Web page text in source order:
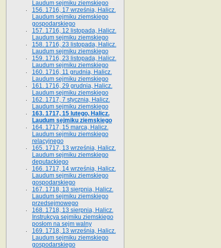
Laudum sejmiku ziemskiego
156. 1716, 17 września, Halicz.
Laudum sejmiku ziemskiego
gospodarskiego
157. 1716, 12 listopada, Halicz.
Laudum sejmiku ziemskiego
158. 1716, 23 listopada, Halicz.
Laudum sejmiku ziemskiego
159. 1716, 23 listopada, Halicz.
Laudum sejmiku ziemskiego
160. 1716, 11 grudnia, Halicz.
Laudum sejmiku ziemskiego
161. 1716, 29 grudnia, Halicz.
Laudum sejmiku ziemskiego
162. 1717, 7 stycznia, Halicz.
Laudum sejmiku ziemskiego
163. 1717, 15 lutego, Halicz.
Laudum sejmiku ziemskiego
164. 1717, 15 marca, Halicz.
Laudum sejmiku ziemskiego
relacyjnego
165. 1717, 13 września, Halicz.
Laudum sejmiku ziemskiego
deputackiego
166. 1717, 14 września, Halicz.
Laudum sejmiku ziemskiego
gospodarskiego
167. 1718, 13 sierpnia, Halicz.
Laudum sejmiku ziemskiego
przedsejmowego
168. 1718, 13 sierpnia, Halicz.
Instrukcya sejmiku ziemskiego
posłom na sejm walny
169. 1718, 13 września, Halicz.
Laudum sejmiku ziemskiego
gospodarskiego